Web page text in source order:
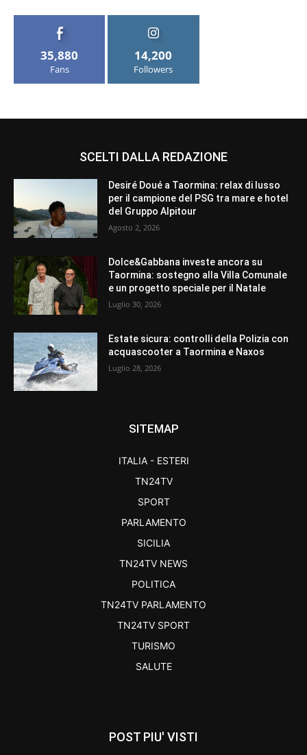
35,880
Fans
14,200
Followers
SCELTI DALLA REDAZIONE
Desiré Doué a Taormina: relax di lusso
per il campione del PSG tra mare e hotel
del Gruppo Alpitour
Agosto 2, 2026
Dolce&Gabbana investe ancora su
Taormina: sostegno alla Villa Comunale
e un progetto speciale per il Natale
Luglio 30, 2026
Estate sicura: controlli della Polizia con
acquascooter a Taormina e Naxos
Luglio 28, 2026
SITEMAP
ITALIA - ESTERI
TN24TV
SPORT
PARLAMENTO
SICILIA
TN24TV NEWS
POLITICA
TN24TV PARLAMENTO
TN24TV SPORT
TURISMO
SALUTE
POST PIU' VISTI